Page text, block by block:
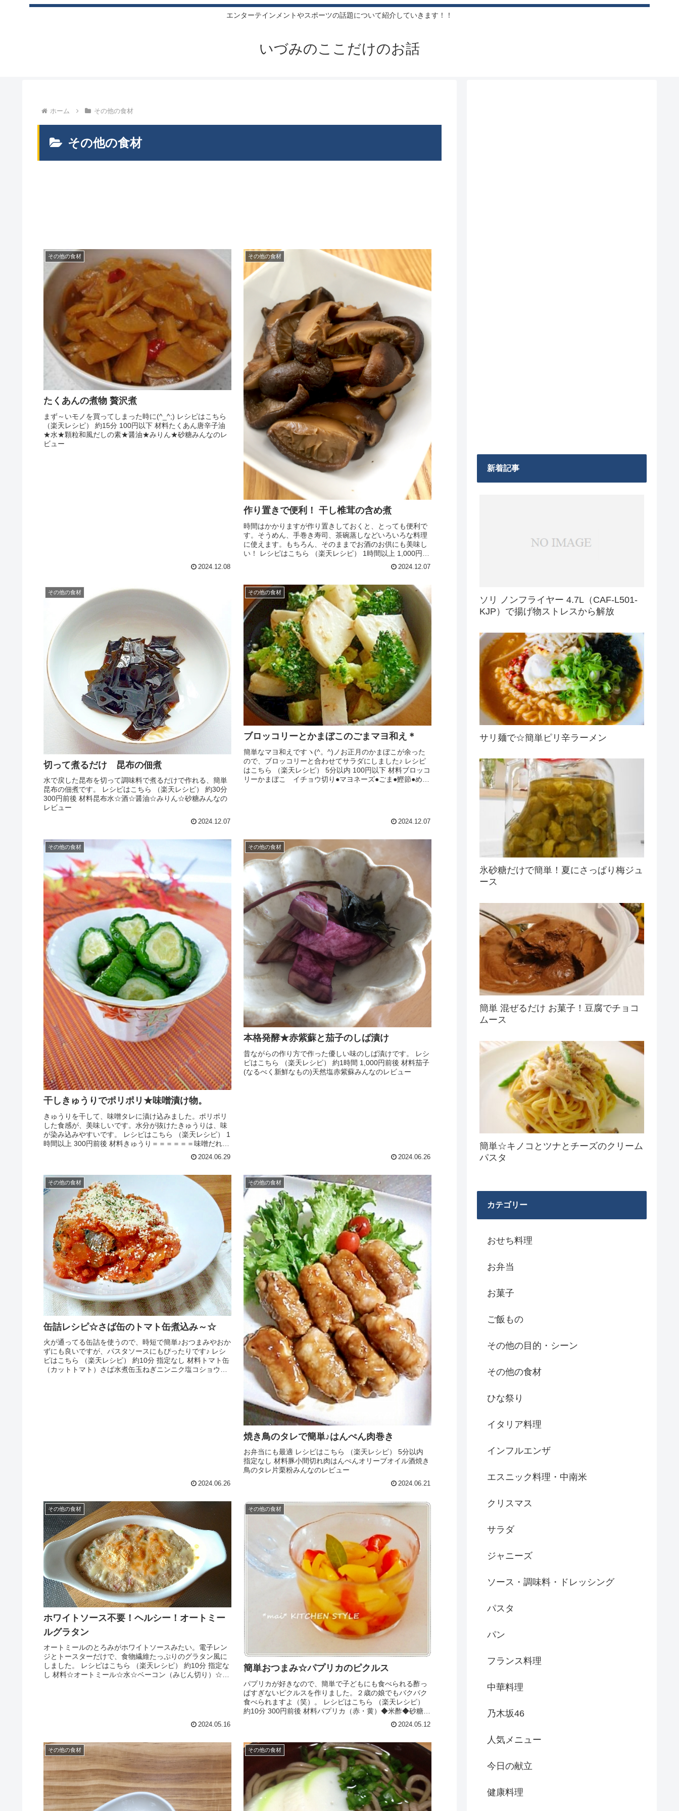
エンターテインメントやスポーツの話題について紹介していきます！！
いづみのここだけのお話
ホーム その他の食材
その他の食材
その他の食材
たくあんの煮物 贅沢煮
まず～いモノを買ってしまった時に(^_^;) レシピはこちら
（楽天レシピ） 約15分 100円以下 材料たくあん唐辛子油
★水★顆粒和風だしの素★醤油★みりん★砂糖みんなのレ
ビュー
2024.12.08
その他の食材
作り置きで便利！ 干し椎茸の含め煮
時間はかかりますが作り置きしておくと、とっても便利で
す。そうめん、手巻き寿司、茶碗蒸しなどいろいろな料理
に使えます。もちろん、そのままでお酒のお供にも美味し
い！ レシピはこちら （楽天レシピ） 1時間以上 1,000円前
2024.12.07
その他の食材
切って煮るだけ 昆布の佃煮
水で戻した昆布を切って調味料で煮るだけで作れる、簡単
昆布の佃煮です。 レシピはこちら （楽天レシピ） 約30分
300円前後 材料昆布水☆酒☆醤油☆みりん☆砂糖みんなの
レビュー
2024.12.07
その他の食材
ブロッコリーとかまぼこのごまマヨ和え＊
簡単なマヨ和えですヽ(^。^)ノお正月のかまぼこが余った
ので、ブロッコリーと合わせてサラダにしました♪ レシピ
はこちら （楽天レシピ） 5分以内 100円以下 材料ブロッコ
リーかまぼこ イチョウ切り●マヨネーズ●ごま●鰹節●めん
2024.12.07
その他の食材
干しきゅうりでポリポリ★味噌漬け物。
きゅうりを干して、味噌タレに漬け込みました。ポリポリ
した食感が、美味しいです。水分が抜けたきゅうりは、味
が染み込みやすいです。 レシピはこちら （楽天レシピ） 1
時間以上 300円前後 材料きゅうり＝＝＝＝＝＝味噌だれ＝
2024.06.29
その他の食材
本格発酵★赤紫蘇と茄子のしば漬け
昔ながらの作り方で作った優しい味のしば漬けです。 レシ
ピはこちら （楽天レシピ） 約1時間 1,000円前後 材料茄子
(なるべく新鮮なもの)天然塩赤紫蘇みんなのレビュー
2024.06.26
その他の食材
缶詰レシピ☆さば缶のトマト缶煮込み～☆
火が通ってる缶詰を使うので、時短で簡単♪おつまみやおか
ずにも良いですが、パスタソースにもぴったりです♪ レシ
ピはこちら （楽天レシピ） 約10分 指定なし 材料トマト缶
（カットトマト）さば水煮缶玉ねぎニンニク塩コショウオ
2024.06.26
その他の食材
焼き鳥のタレで簡単♪はんぺん肉巻き
お弁当にも最適 レシピはこちら （楽天レシピ） 5分以内
指定なし 材料豚小間切れ肉はんぺんオリーブオイル酒焼き
鳥のタレ片栗粉みんなのレビュー
2024.06.21
その他の食材
ホワイトソース不要！ヘルシー！オートミー
ルグラタン
オートミールのとろみがホワイトソースみたい。電子レン
ジとトースターだけで、食物繊維たっぷりのグラタン風に
しました。 レシピはこちら （楽天レシピ） 約10分 指定な
し 材料☆オートミール☆水☆ベーコン（みじん切り）☆玉
2024.05.16
その他の食材
簡単おつまみ☆パプリカのピクルス
パプリカが好きなので、簡単で子どもにも食べられる酢っ
ぱすぎないピクルスを作りました。２歳の娘でもバクバク
食べられますよ（笑）。 レシピはこちら （楽天レシピ）
約10分 300円前後 材料パプリカ（赤・黄）◆米酢◆砂糖◆
2024.05.12
その他の食材 その他の食材
新着記事
ソリ ノンフライヤー 4.7L（CAF-L501-
KJP）で揚げ物ストレスから解放
サリ麺で☆簡単ピリ辛ラーメン
氷砂糖だけで簡単！夏にさっぱり梅ジュ
ース
簡単 混ぜるだけ お菓子！豆腐でチョコ
ムース
簡単☆キノコとツナとチーズのクリーム
パスタ
カテゴリー
おせち料理
お弁当
お菓子
ご飯もの
その他の目的・シーン
その他の食材
ひな祭り
イタリア料理
インフルエンザ
エスニック料理・中南米
クリスマス
サラダ
ジャニーズ
ソース・調味料・ドレッシング
パスタ
パン
フランス料理
中華料理
乃木坂46
人気メニュー
今日の献立
健康料理